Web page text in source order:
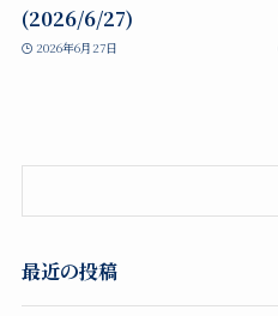
(2026/6/27)
2026年6月27日
最近の投稿